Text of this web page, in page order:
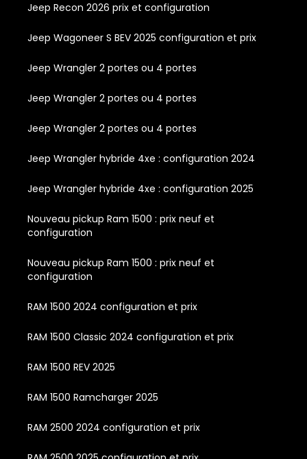
Jeep Recon 2026 prix et configuration
Jeep Wagoneer S BEV 2025 configuration et prix
Jeep Wrangler 2 portes ou 4 portes
Jeep Wrangler 2 portes ou 4 portes
Jeep Wrangler 2 portes ou 4 portes
Jeep Wrangler hybride 4xe : configuration 2024
Jeep Wrangler hybride 4xe : configuration 2025
Nouveau pickup Ram 1500 : prix neuf et
configuration
Nouveau pickup Ram 1500 : prix neuf et
configuration
RAM 1500 2024 configuration et prix
RAM 1500 Classic 2024 configuration et prix
RAM 1500 REV 2025
RAM 1500 Ramcharger 2025
RAM 2500 2024 configuration et prix